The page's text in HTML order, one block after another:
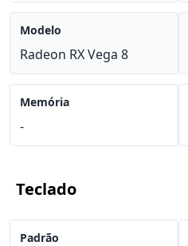
Modelo
Radeon RX Vega 8
Memória
-
Teclado
Padrão